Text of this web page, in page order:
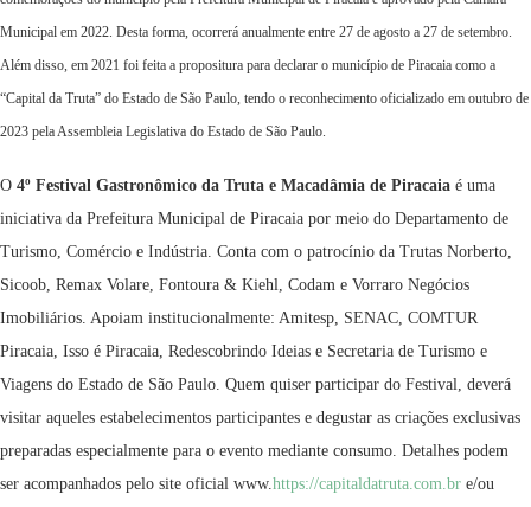
Municipal em 2022. Desta forma, ocorrerá anualmente entre 27 de agosto a 27 de setembro.
Além disso, em 2021 foi feita a propositura para declarar o município de Piracaia como a
“Capital da Truta” do Estado de São Paulo, tendo o reconhecimento oficializado em outubro de
2023 pela Assembleia Legislativa do Estado de São Paulo.
O 4º Festival Gastronômico da Truta e Macadâmia de Piracaia é uma
iniciativa da Prefeitura Municipal de Piracaia por meio do Departamento de
Turismo, Comércio e Indústria. Conta com o patrocínio da Trutas Norberto,
Sicoob, Remax Volare, Fontoura & Kiehl, Codam e Vorraro Negócios
Imobiliários. Apoiam institucionalmente: Amitesp, SENAC, COMTUR
Piracaia, Isso é Piracaia, Redescobrindo Ideias e Secretaria de Turismo e
Viagens do Estado de São Paulo. Quem quiser participar do Festival, deverá
visitar aqueles estabelecimentos participantes e degustar as criações exclusivas
preparadas especialmente para o evento mediante consumo. Detalhes podem
ser acompanhados pelo site oficial www.https://capitaldatruta.com.br e/ou